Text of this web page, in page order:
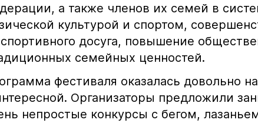
а также членов их семей в
культурой и спортом,
досуга, повышение
семейных ценностей.
фестиваля оказалась довольно
Организаторы предложили
непростые конкурсы с бегом,